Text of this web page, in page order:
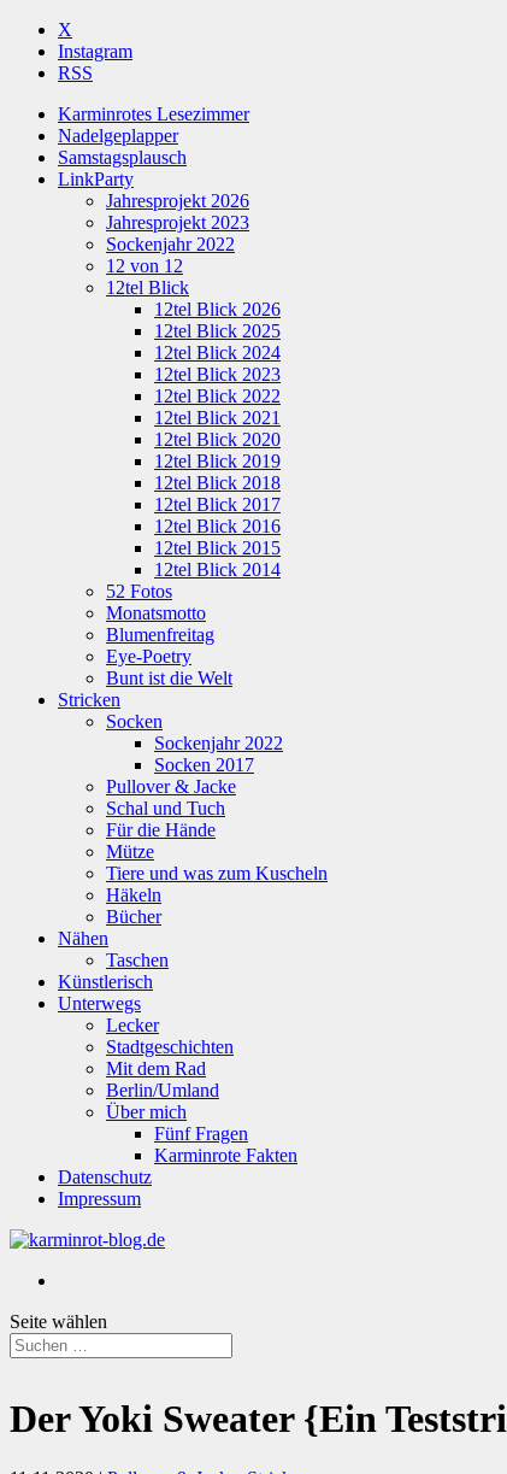
X
Instagram
RSS
Karminrotes Lesezimmer
Nadelgeplapper
Samstagsplausch
LinkParty
Jahresprojekt 2026
Jahresprojekt 2023
Sockenjahr 2022
12 von 12
12tel Blick
12tel Blick 2026
12tel Blick 2025
12tel Blick 2024
12tel Blick 2023
12tel Blick 2022
12tel Blick 2021
12tel Blick 2020
12tel Blick 2019
12tel Blick 2018
12tel Blick 2017
12tel Blick 2016
12tel Blick 2015
12tel Blick 2014
52 Fotos
Monatsmotto
Blumenfreitag
Eye-Poetry
Bunt ist die Welt
Stricken
Socken
Sockenjahr 2022
Socken 2017
Pullover & Jacke
Schal und Tuch
Für die Hände
Mütze
Tiere und was zum Kuscheln
Häkeln
Bücher
Nähen
Taschen
Künstlerisch
Unterwegs
Lecker
Stadtgeschichten
Mit dem Rad
Berlin/Umland
Über mich
Fünf Fragen
Karminrote Fakten
Datenschutz
Impressum
Seite wählen
Der Yoki Sweater {Ein